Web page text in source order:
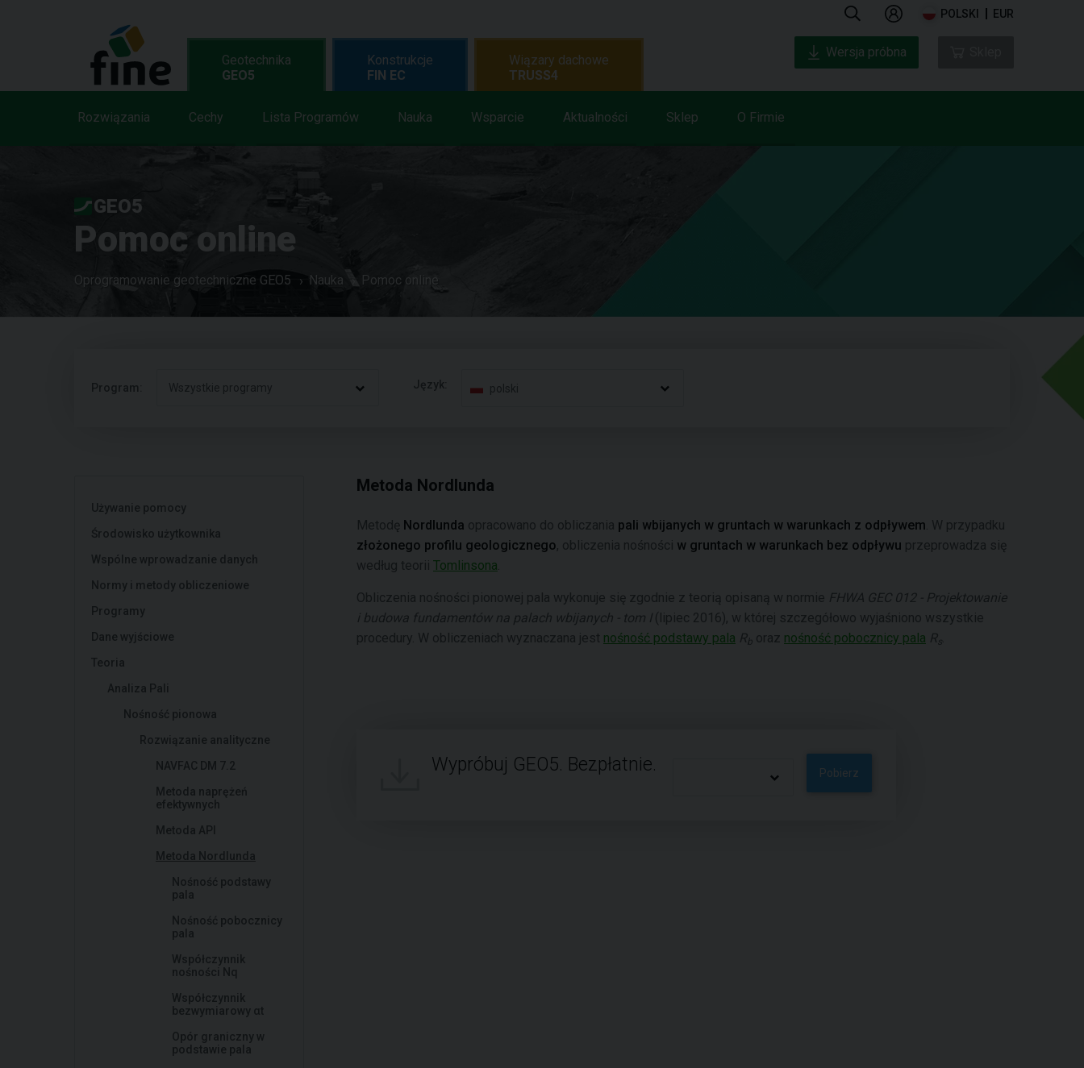
POLSKI EUR
Geotechnika
GEO5
Rozwiązania Cechy Lista Programów Nauka Wsparcie Aktualności Sklep O Firmie
Konstrukcje
FIN EC
Wiązary dachowe
TRUSS4
Wersja próbna
GEO5
Pomoc online
Oprogramowanie geotechniczne GEO5 Nauka Pomoc online
Program: Wszystkie programy Język: polski
Używanie pomocy
Środowisko użytkownika
Wspólne wprowadzanie danych
Normy i metody obliczeniowe
Programy
Dane wyjściowe
Teoria
Analiza Pali
Nośność pionowa
Rozwiązanie analityczne
NAVFAC DM 7.2
Metoda naprężeń
efektywnych
Metoda API
Metoda Nordlunda
Nośność podstawy
pala
Nośność pobocznicy
pala
Współczynnik
nośności Nq
Współczynnik
bezwymiarowy αt
Opór graniczny w
podstawie pala
Metoda Nordlunda
Metodę Nordlunda opracowano do obliczania pali wbijanych w gruntach w warunkach z odpływem . W przypadku
złożonego profilu geologicznego, obliczenia nośności w gruntach w warunkach bez odpływu przeprowadza się
według teorii Tomlinsona
Obliczenia nośności pionowej pala wykonuje się zgodnie z teorią opisaną w normie FHWA GEC 012 - Projektowanie
i budowa fundamentów na palach wbijanych - tom I(lipiec 2016), w której szczegółowo wyjaśniono wszystkie
procedury. W obliczeniach wyznaczana jest nośność podstawy pala Rb oraz nośność pobocznicy pala Rs
Wypróbuj GEO5. Bezpłatnie. Pobierz